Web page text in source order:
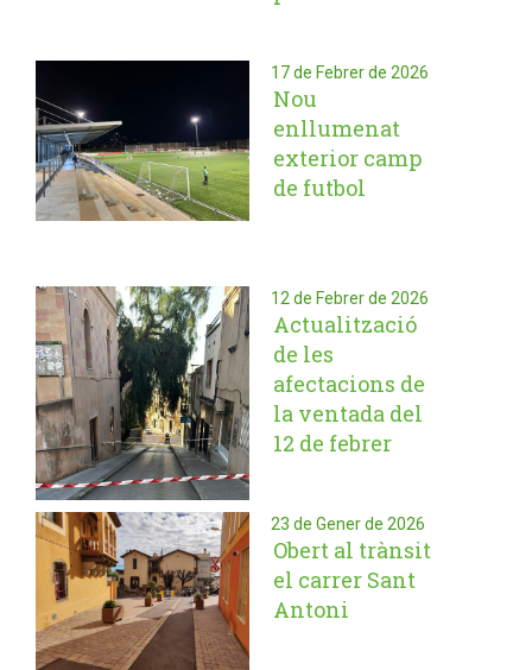
17 de Febrer de 2026
Nou
enllumenat
exterior camp
de futbol
12 de Febrer de 2026
Actualització
de les
afectacions de
la ventada del
12 de febrer
23 de Gener de 2026
Obert al trànsit
el carrer Sant
Antoni